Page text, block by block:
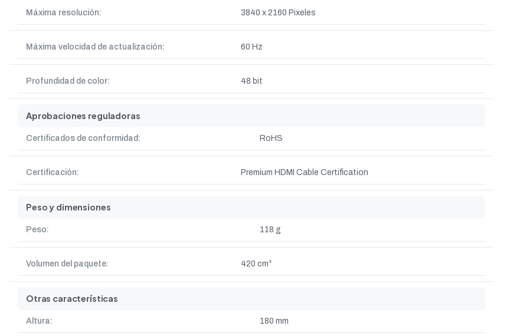
Máxima resolución: 3840 x 2160 Pixeles
Máxima velocidad de actualización: 60 Hz
Profundidad de color: 48 bit
Aprobaciones reguladoras
Certificados de conformidad: RoHS
Certificación: Premium HDMI Cable Certification
Peso y dimensiones
Peso: 118 g
Volumen del paquete: 420 cm³
Otras características
Altura: 180 mm